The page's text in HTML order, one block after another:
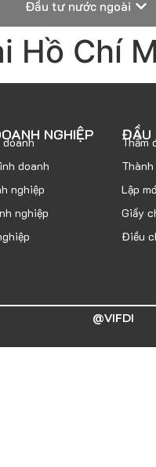
Đầu tư nước ngoài
Hồ Chí
NGHIỆP
doanh
nghiệp
nghiệp
ĐẦU
Thẩm
Lập
Giấy
Điều
@VIFDI